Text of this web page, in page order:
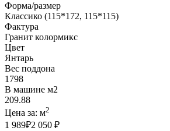
Форма/размер
Классико (115*172, 115*115)
Фактура
Гранит колормикс
Цвет
Янтарь
Вес поддона
1798
В машине м2
209.88
Цена за: м2
1 989₽2 050 ₽